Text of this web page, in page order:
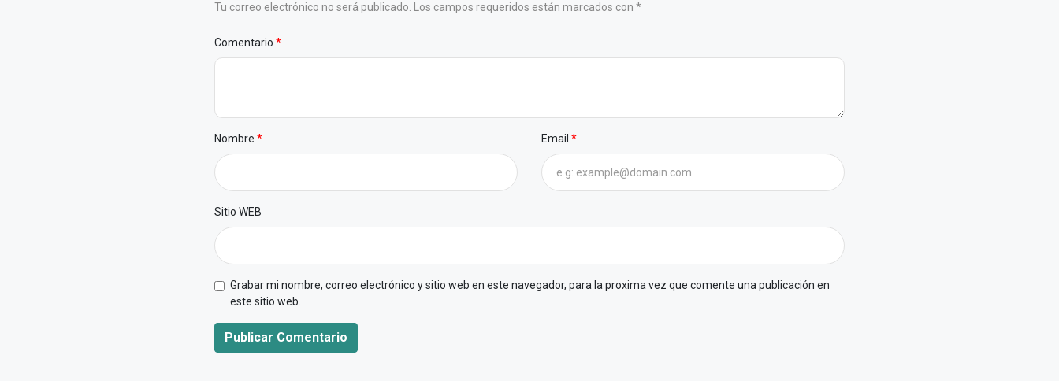
Tu correo electrónico no será publicado. Los campos requeridos están marcados con *
Comentario
Nombre Email
Sitio WEB
Grabar mi nombre, correo electrónico y sitio web en este navegador, para la proxima vez que comente una publicación en
este sitio web.
Publicar Comentario